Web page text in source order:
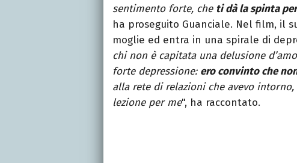
sentimento forte, che ti dà la spinta
ha proseguito Guanciale. Nel film, il
moglie ed entra in una spirale di
chi non è capitata una delusione
forte depressione: ero convinto che
alla rete di relazioni che avevo
lezione per me", ha raccontato.